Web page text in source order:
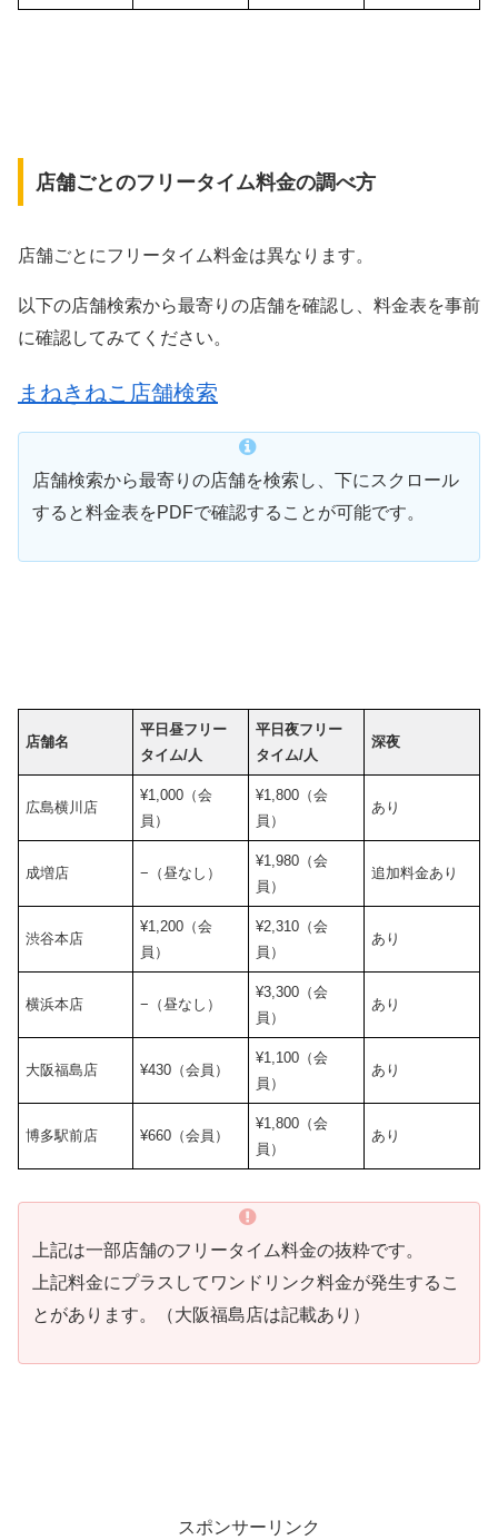
店舗ごとのフリータイム料金の調べ方
店舗ごとにフリータイム料金は異なります。
以下の店舗検索から最寄りの店舗を確認し、料金表を事前
に確認してみてください。
まねきねこ店舗検索
店舗検索から最寄りの店舗を検索し、下にスクロール
すると料金表をPDFで確認することが可能です。
店舗名
平日昼フリー
タイム/人
平日夜フリー
タイム/人
深夜
広島横川店
¥1,000（会
員）
¥1,800（会
員）
あり
成増店 −（昼なし）
¥1,980（会
員）
追加料金あり
渋谷本店
¥1,200（会
員）
¥2,310（会
員）
あり
横浜本店 −（昼なし）
¥3,300（会
員）
あり
大阪福島店 ¥430（会員）
¥1,100（会
員）
あり
博多駅前店 ¥660（会員）
¥1,800（会
員）
あり
上記は一部店舗のフリータイム料金の抜粋です。
上記料金にプラスしてワンドリンク料金が発生するこ
とがあります。（大阪福島店は記載あり）
スポンサーリンク